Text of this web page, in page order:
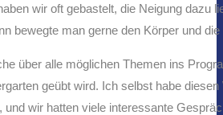
wir oft gebastelt, die Neigung
bewegte man gerne den Körper und
über alle möglichen Themen ins
geübt wird. Ich selbst habe
wir hatten viele interessante